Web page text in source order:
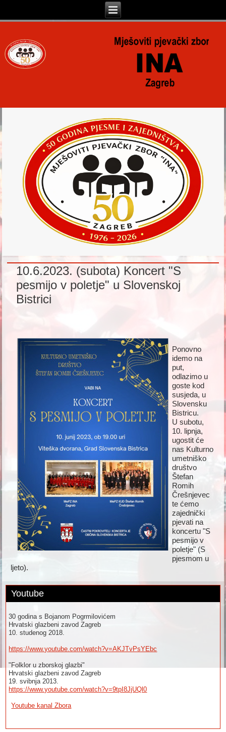
10.6.2023. (subota) Koncert "S
pesmijo v poletje" u Slovenskoj
Bistrici
Ponovno
idemo na
put,
odlazimo u
goste kod
susjeda, u
Slovensku
Bistricu.
U subotu,
10. lipnja,
ugostit će
nas Kulturno
umetniško
društvo
Štefan
Romih
Črešnjevec
te ćemo
zajednički
pjevati na
koncertu "S
pesmijo v
poletje" (S
pjesmom u
ljeto).
Youtube
30 godina s Bojanom Pogrmilovićem
Hrvatski glazbeni zavod Zagreb
10. studenog 2018.
https://www.youtube.com/watch?v=AKJTvPsYEbc
"Folklor u zborskoj glazbi"
Hrvatski glazbeni zavod Zagreb
19. svibnja 2013.
https://www.youtube.com/watch?v=9tpI8JjUQl0
Youtube kanal Zbora